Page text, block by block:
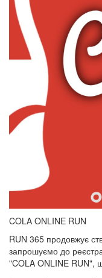
COLA ONLINE RUN
RUN 365 продовжує
запрошуємо до
"COLA ONLINE RUN",